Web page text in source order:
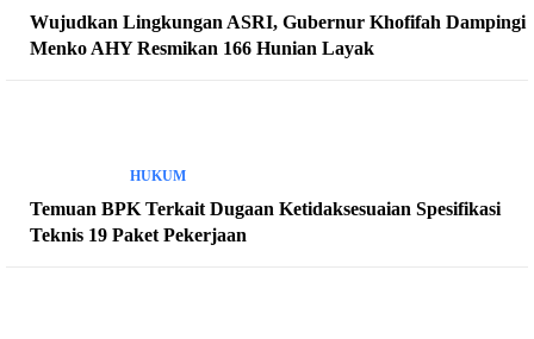
Wujudkan Lingkungan ASRI, Gubernur Khofifah Dampingi
Menko AHY Resmikan 166 Hunian Layak
HUKUM
Temuan BPK Terkait Dugaan Ketidaksesuaian Spesifikasi
Teknis 19 Paket Pekerjaan